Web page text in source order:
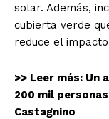
solar. Además,
cubierta verde
reduce el
>> Leer más: Un
200 mil
Castagnino